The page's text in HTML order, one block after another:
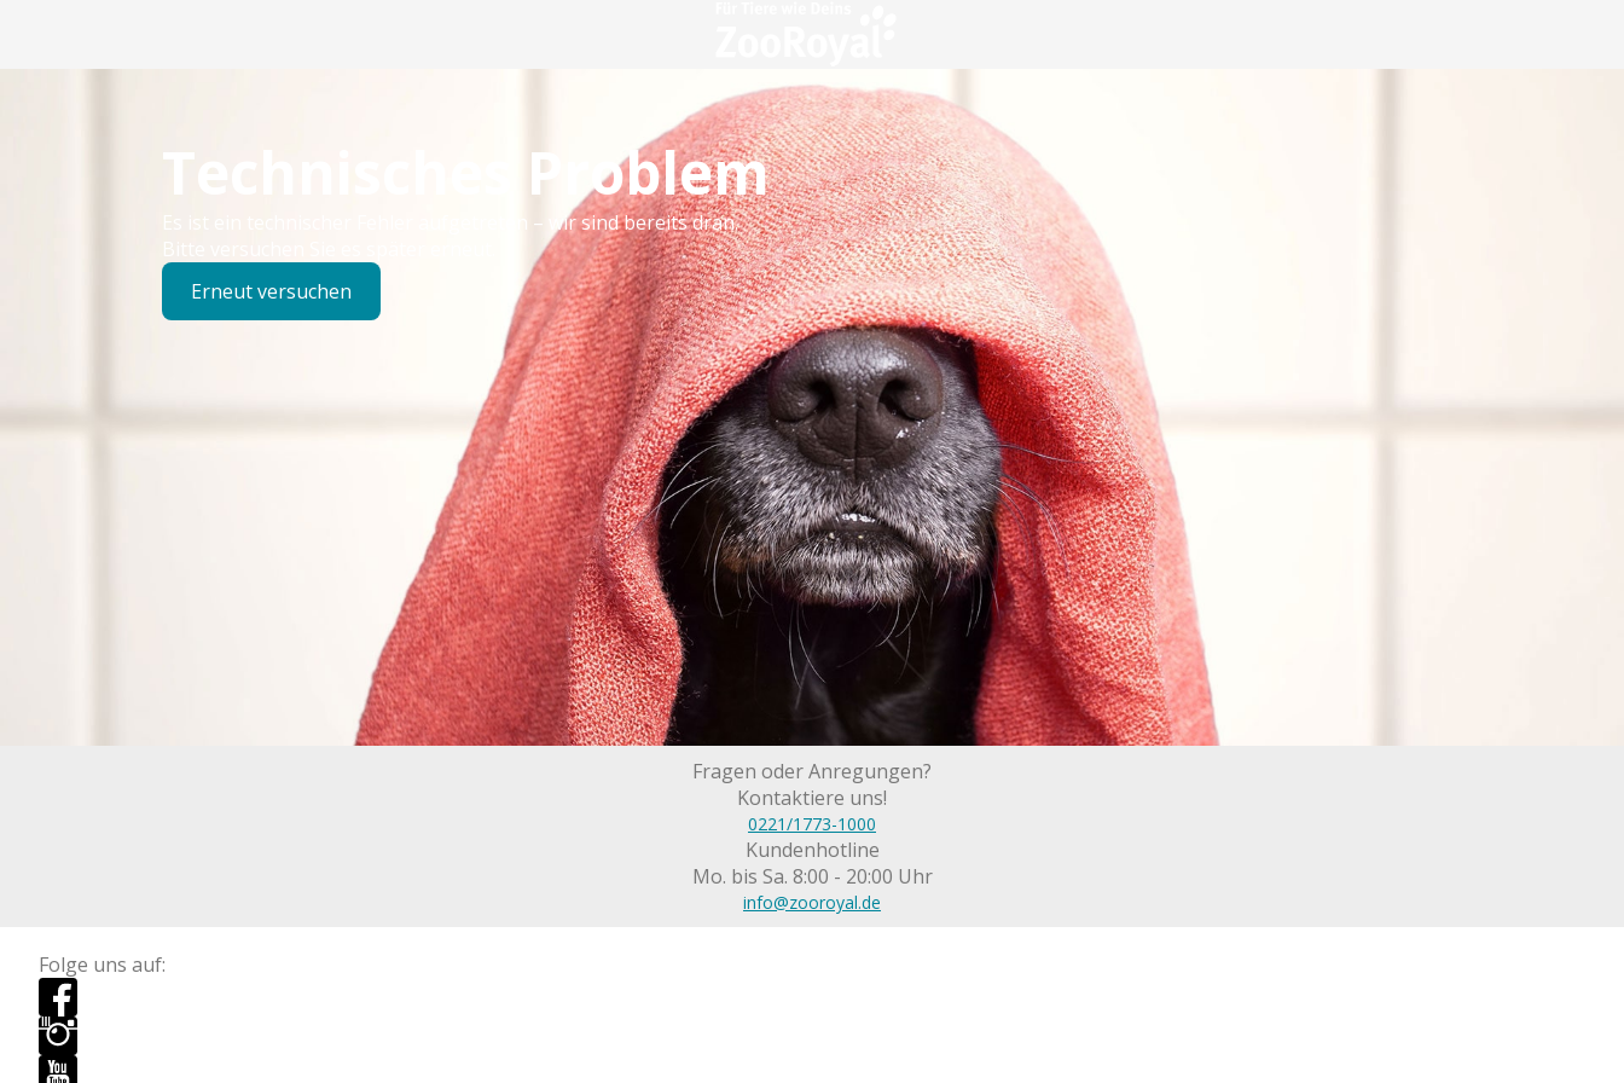
Technisches Problem
Es ist ein technischer Fehler aufgetreten – wir sind bereits dran.
Bitte versuchen Sie es später erneut.
Erneut versuchen
Fragen oder Anregungen?
Kontaktiere uns!
0221/1773-1000
Kundenhotline
Mo. bis Sa. 8:00 - 20:00 Uhr
info@zooroyal.de
Folge uns auf: